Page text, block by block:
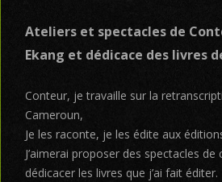
Ateliers et spectacles de
Ekang et dédicace des livres
Conteur, je travaille sur la
Cameroun,
Je les raconte, je les édite aux
J’aimerai proposer des spectacles
dédicacer les livres que j’ai fait éditer.